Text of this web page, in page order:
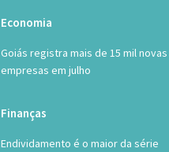
Economia
Goiás registra mais de 15 mil novas
empresas em julho
Finanças
Endividamento é o maior da série